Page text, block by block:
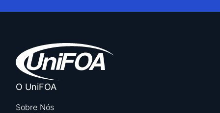
O UniFOA
Sobre Nós